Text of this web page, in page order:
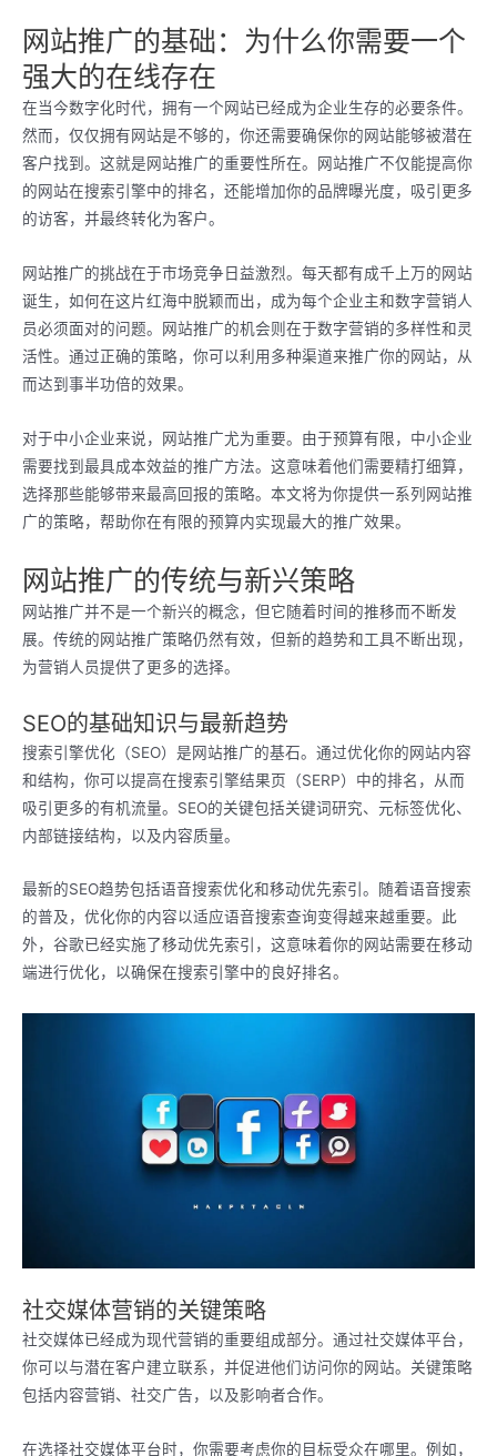
网站推广的基础：为什么你需要一个
强大的在线存在
在当今数字化时代，拥有一个网站已经成为企业生存的必要条件。
然而，仅仅拥有网站是不够的，你还需要确保你的网站能够被潜在
客户找到。这就是网站推广的重要性所在。网站推广不仅能提高你
的网站在搜索引擎中的排名，还能增加你的品牌曝光度，吸引更多
的访客，并最终转化为客户。
网站推广的挑战在于市场竞争日益激烈。每天都有成千上万的网站
诞生，如何在这片红海中脱颖而出，成为每个企业主和数字营销人
员必须面对的问题。网站推广的机会则在于数字营销的多样性和灵
活性。通过正确的策略，你可以利用多种渠道来推广你的网站，从
而达到事半功倍的效果。
对于中小企业来说，网站推广尤为重要。由于预算有限，中小企业
需要找到最具成本效益的推广方法。这意味着他们需要精打细算，
选择那些能够带来最高回报的策略。本文将为你提供一系列网站推
广的策略，帮助你在有限的预算内实现最大的推广效果。
网站推广的传统与新兴策略
网站推广并不是一个新兴的概念，但它随着时间的推移而不断发
展。传统的网站推广策略仍然有效，但新的趋势和工具不断出现，
为营销人员提供了更多的选择。
SEO的基础知识与最新趋势
搜索引擎优化（SEO）是网站推广的基石。通过优化你的网站内容
和结构，你可以提高在搜索引擎结果页（SERP）中的排名，从而
吸引更多的有机流量。SEO的关键包括关键词研究、元标签优化、
内部链接结构，以及内容质量。
最新的SEO趋势包括语音搜索优化和移动优先索引。随着语音搜索
的普及，优化你的内容以适应语音搜索查询变得越来越重要。此
外，谷歌已经实施了移动优先索引，这意味着你的网站需要在移动
端进行优化，以确保在搜索引擎中的良好排名。
社交媒体营销的关键策略
社交媒体已经成为现代营销的重要组成部分。通过社交媒体平台，
你可以与潜在客户建立联系，并促进他们访问你的网站。关键策略
包括内容营销、社交广告，以及影响者合作。
在选择社交媒体平台时，你需要考虑你的目标受众在哪里。例如，